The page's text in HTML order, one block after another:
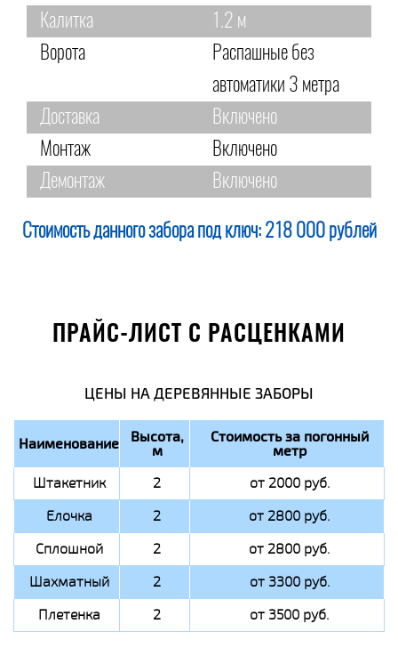
Калитка
1.2 м
Ворота
Распашные без
автоматики 3 метра
Доставка
Включено
Монтаж
Включено
Демонтаж
Включено
Стоимость данного забора под ключ: 218 000 рублей
ПРАЙС-ЛИСТ С РАСЦЕНКАМИ
ЦЕНЫ НА ДЕРЕВЯННЫЕ ЗАБОРЫ
Наименование Высота,
м
Стоимость за погонный
метр
Штакетник 2
от 2000 руб.
Елочка
2
от 2800 руб.
Сплошной
2
от 2800 руб.
Шахматный
2
от 3300 руб.
Плетенка
2 от 3500 руб.